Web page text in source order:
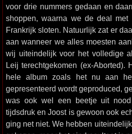
voor drie nummers gedaan en
shoppen, waarna we de deal met
Frankrijk sloten. Natuurlijk zat er
aan wanneer we alles moesten
wij uiteindelijk voor het volledige
Leij terechtgekomen (ex-Aborted).
hele album zoals het nu aan
gepresenteerd wordt geproduced,
was ook wel een beetje uit
tijdsdruk en Joost is gewoon ook
ging net niet. We hebben